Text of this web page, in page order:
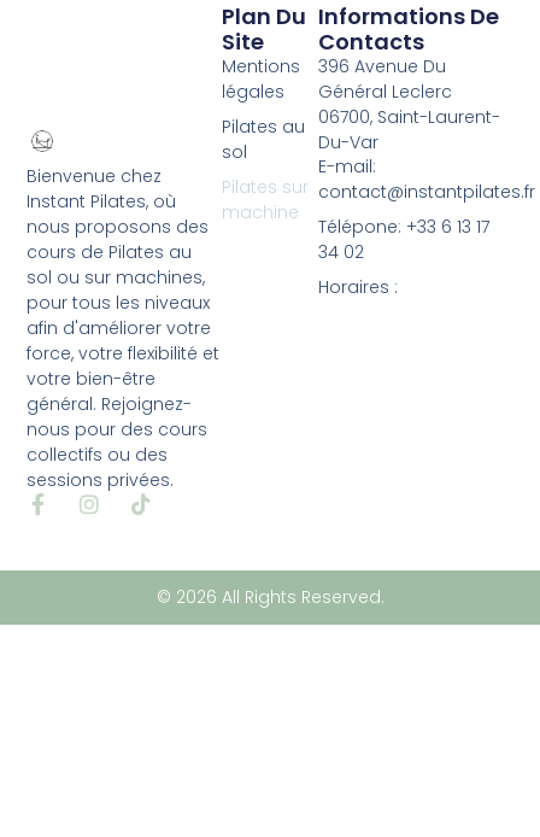
Bienvenue chez
Instant Pilates, où
nous proposons des
cours de Pilates au
sol ou sur machines,
pour tous les niveaux
afin d'améliorer votre
force, votre flexibilité et
votre bien-être
général. Rejoignez-
nous pour des cours
collectifs ou des
sessions privées.
Plan Du
Site
Mentions
légales
Pilates au
sol
Pilates sur
machine
Informations De
Contacts
396 Avenue Du
Général Leclerc
06700, Saint-Laurent-
Du-Var
E-mail:
contact@instantpilates.fr
Télépone: +33 6 13 17
34 02
Horaires :
© 2026 All Rights Reserved.